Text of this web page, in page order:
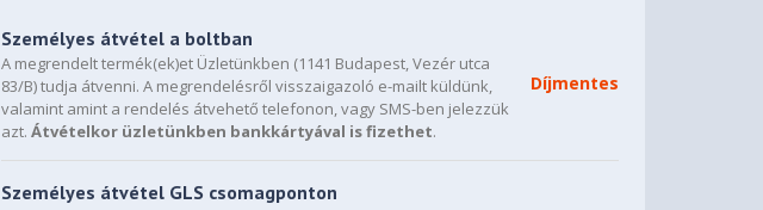
Személyes átvétel a boltban
A megrendelt termék(ek)et Üzletünkben (1141 Budapest, Vezér utca
83/B) tudja átvenni. A megrendelésről visszaigazoló e-mailt küldünk,
valamint amint a rendelés átvehető telefonon, vagy SMS-ben jelezzük
azt.Átvételkor üzletünkben bankkártyával is fizethet.
Díjmentes
Személyes átvétel GLS csomagponton